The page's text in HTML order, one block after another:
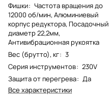
Фишки: Частота вращения до
12000 об/мин, Алюминиевый
корпус редуктора, Посадочный
диаметр 22,2мм,
Антивибрационная рукоятка
Вес (брутто), кг: 3
Серия инструментов: 230V
Защита от перегрева: Да
Все характеристики